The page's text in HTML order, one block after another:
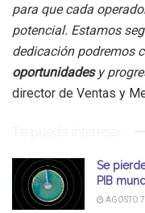
para que cada
potencial. Estamos
dedicación podremos
oportunidades y
director de Ventas y
Te puede interesar
Se
PIB
AGOSTO